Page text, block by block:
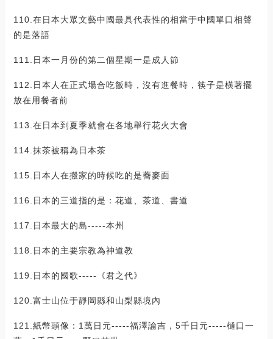
110.在日本大眾文藝中國最具代表性的相當于中國單口相聲
的是落語
111.日本一月份的第二個星期一是成人節
112.日本人在正式場合吃飯時，沒有進餐時，筷子是橫著擺
放在用餐者前
113.在日本到夏季就會在各地舉行花火大會
114.抹茶被稱為日本茶
115.日本人在搬家的時候吃的是蕎麥面
116.日本的三道指的是：花道、茶道、書道
117.日本最大的島-----本州
118.日本的主要宗教為神道教
119.日本的國歌-----《君之代》
120.富士山位于靜岡縣和山梨縣境內
121.紙幣頭像：1萬日元-----福澤諭吉，5千日元-----樋口一